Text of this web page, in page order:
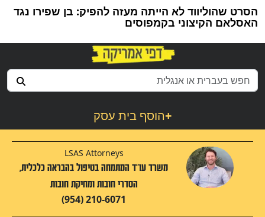
הסרט שהוליווד לא הייתה מעזה להפיק: בן שפירו נגד
האסלאם הקיצוני בקמפוסים
הוסף בית עסק+
LSAS Attorneys
משרד עו"ד המתמחה בטיפול בהבראה כלכלית,
הסדרי חובות ומחיקת חובות
(954) 210-6071